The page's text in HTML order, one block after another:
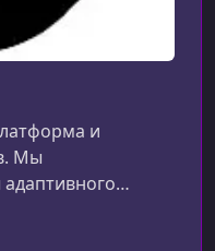
и
Мы
с
проведении